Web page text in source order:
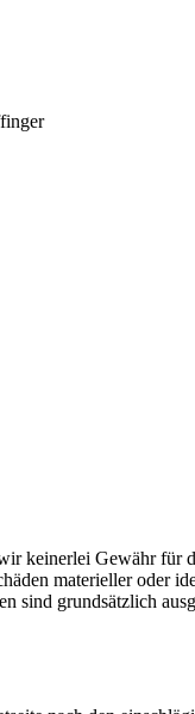
keinerlei Gewähr
materieller
grundsätzlich